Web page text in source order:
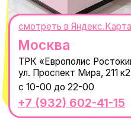
ИП Проворный Алексей Алексеевич
ИНН 667114098580
ОГРНИП 320665800076581
Telegram
WhatsApp
8 800 550-06-92
© 2021-2025 Macrocosm ®
Оферта
Пользовательское соглашение
Политика обработки персональных